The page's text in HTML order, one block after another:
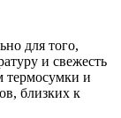
для того,
и свежесть
термосумки и
близких к